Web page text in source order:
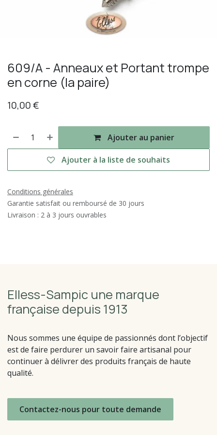
609/A - Anneaux et Portant trompe
en corne (la paire)
10,00€
Ajouter au panier
Ajouter à la liste de souhaits
Conditions générales
Garantie satisfait ou remboursé de 30 jours
Livraison : 2 à 3 jours ouvrables
Elless-Sampic une marque
française depuis 1913
Nous sommes une équipe de passionnés dont l’objectif
est de faire perdurer un savoir faire artisanal pour
continuer à délivrer des produits français de haute
qualité.
Contactez-nous pour toute demande